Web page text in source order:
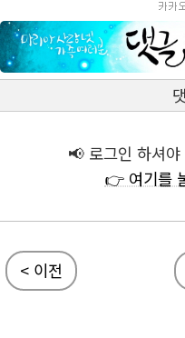
📢 로그인 하셔
👉 여기를
< 이전